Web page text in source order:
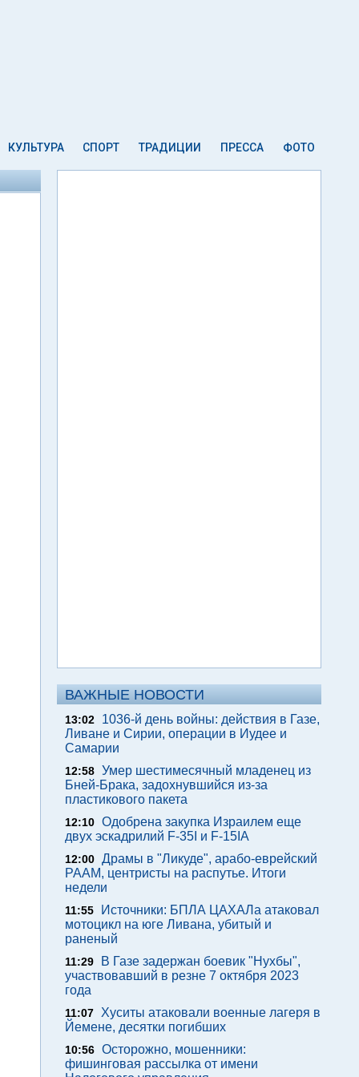
КУЛЬТУРА СПОРТ ТРАДИЦИИ ПРЕССА ФОТО
ВАЖНЫЕ НОВОСТИ
13:02
1036-й день войны: действия в Газе,
Ливане и Сирии, операции в Иудее и
Самарии
12:58 Умер шестимесячный младенец из
Бней-Брака, задохнувшийся из-за
пластикового пакета
12:10 Одобрена закупка Израилем еще
двух эскадрилий F-35I и F-15IA
12:00 Драмы в "Ликуде", арабо-еврейский
РААМ, центристы на распутье. Итоги
недели
11:55
Источники: БПЛА ЦАХАЛа атаковал
мотоцикл на юге Ливана, убитый и
раненый
11:29
В Газе задержан боевик "Нухбы",
участвовавший в резне 7 октября 2023
года
11:07
Хуситы атаковали военные лагеря в
Йемене, десятки погибших
10:56 Осторожно, мошенники:
фишинговая рассылка от имени